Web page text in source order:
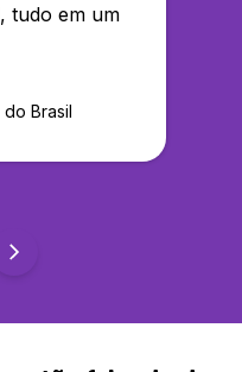
tudo em um
Brasil